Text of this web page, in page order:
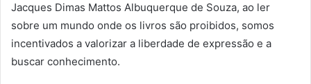
Jacques Dimas Mattos Albuquerque de Souza, ao ler
sobre um mundo onde os livros são proibidos, somos
incentivados a valorizar a liberdade de expressão e a
buscar conhecimento.